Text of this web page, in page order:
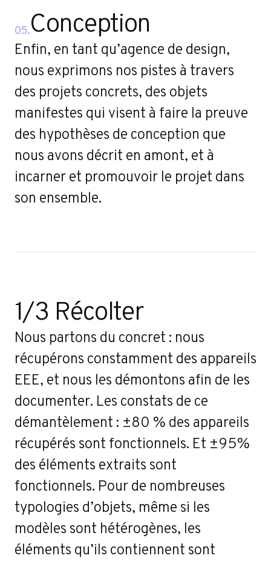
05.Conception
Enfin, en tant qu’agence de design,
nous exprimons nos pistes à travers
des projets concrets, des objets
manifestes qui visent à faire la preuve
des hypothèses de conception que
nous avons décrit en amont, et à
incarner et promouvoir le projet dans
son ensemble.
1/3 Récolter
Nous partons du concret : nous
récupérons constamment des appareils
EEE, et nous les démontons afin de les
documenter. Les constats de ce
démantèlement : ±80 % des appareils
récupérés sont fonctionnels. Et ±95%
des éléments extraits sont
fonctionnels. Pour de nombreuses
typologies d’objets, même si les
modèles sont hétérogènes, les
éléments qu’ils contiennent sont